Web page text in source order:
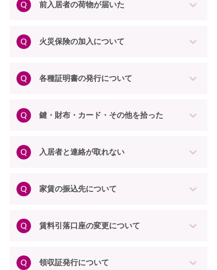
前入居者の荷物が届いた
火災保険の加入について
各種証明書の発行について
鍵・財布・カード・その他を拾った
入居者と連絡が取れない
家賃の振込先について
賃料引落口座の変更について
領収証発行について